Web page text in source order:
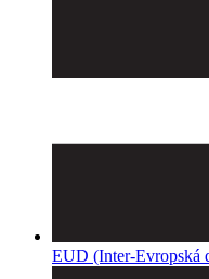
EUD (Inter-Evropská